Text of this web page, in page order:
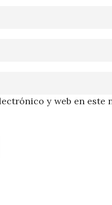
y web en este